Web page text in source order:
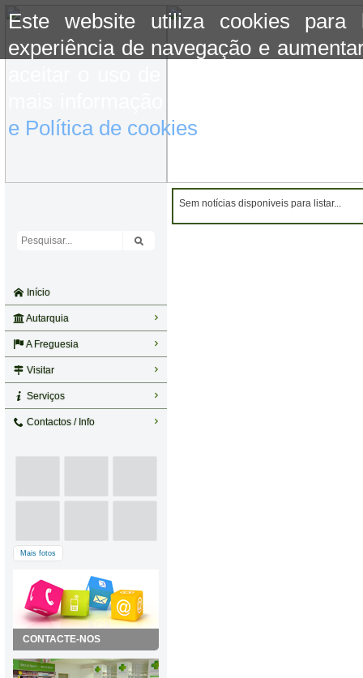
Este website utiliza cookies para
experiência de navegação e
e Política de cookies
Início
Autarquia
A Freguesia
Visitar
Serviços
Contactos / Info
Mais fotos
CONTACTE-NOS
Sem notícias disponiveis para listar...